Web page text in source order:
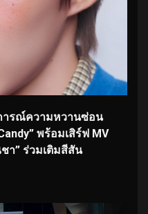
การณ์ความหวานซ่อน
พร้อมเสิร์ฟ MV
า” ร่วมเติมสีสัน